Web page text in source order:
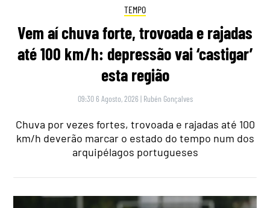
TEMPO
Vem aí chuva forte, trovoada e rajadas
até 100 km/h: depressão vai ‘castigar’
esta região
09:30 6 Agosto, 2026 | Rubén Gonçalves
Chuva por vezes fortes, trovoada e rajadas até 100
km/h deverão marcar o estado do tempo num dos
arquipélagos portugueses